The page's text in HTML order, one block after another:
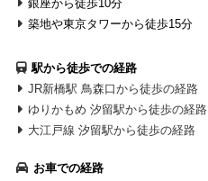
銀座から徒歩10分
築地や東京タワーから徒歩15分
駅から徒歩での経路
JR新橋駅 鳥森口から徒歩の経路
ゆりかもめ 汐留駅から徒歩の経路
大江戸線 汐留駅から徒歩の経路
お車での経路